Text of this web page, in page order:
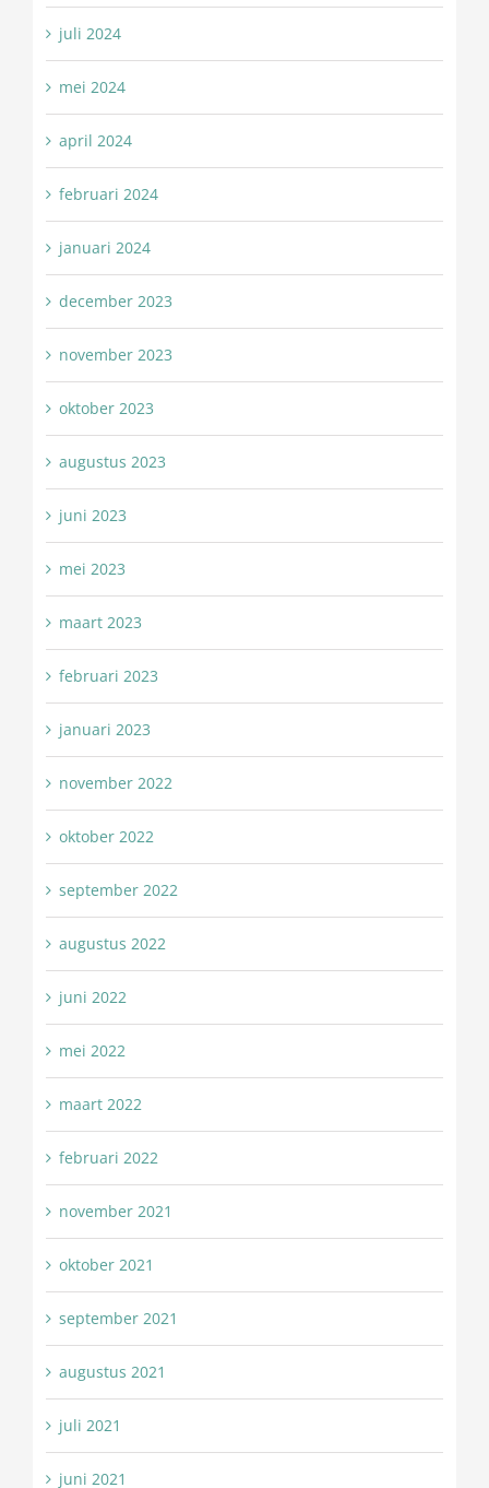
juli 2024
mei 2024
april 2024
februari 2024
januari 2024
december 2023
november 2023
oktober 2023
augustus 2023
juni 2023
mei 2023
maart 2023
februari 2023
januari 2023
november 2022
oktober 2022
september 2022
augustus 2022
juni 2022
mei 2022
maart 2022
februari 2022
november 2021
oktober 2021
september 2021
augustus 2021
juli 2021
juni 2021